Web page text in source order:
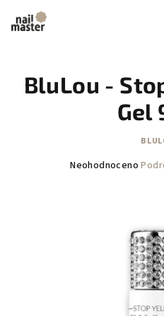
obsah
BluLou -
Gel
Průměrné
Neohodnoceno